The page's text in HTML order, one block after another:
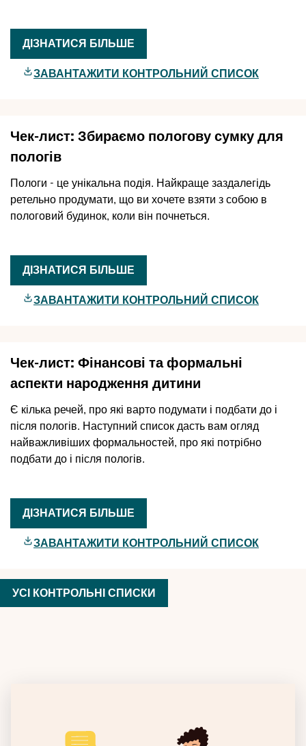
ДІЗНАТИСЯ БІЛЬШЕ
ЗАВАНТАЖИТИ КОНТРОЛЬНИЙ СПИСОК
Чек-лист: Збираємо пологову сумку для
пологів
Пологи - це унікальна подія. Найкраще заздалегідь
ретельно продумати, що ви хочете взяти з собою в
пологовий будинок, коли він почнеться.
ДІЗНАТИСЯ БІЛЬШЕ
ЗАВАНТАЖИТИ КОНТРОЛЬНИЙ СПИСОК
Чек-лист: Фінансові та формальні
аспекти народження дитини
Є кілька речей, про які варто подумати і подбати до і
після пологів. Наступний список дасть вам огляд
найважливіших формальностей, про які потрібно
подбати до і після пологів.
ДІЗНАТИСЯ БІЛЬШЕ
ЗАВАНТАЖИТИ КОНТРОЛЬНИЙ СПИСОК
УСІ КОНТРОЛЬНІ СПИСКИ